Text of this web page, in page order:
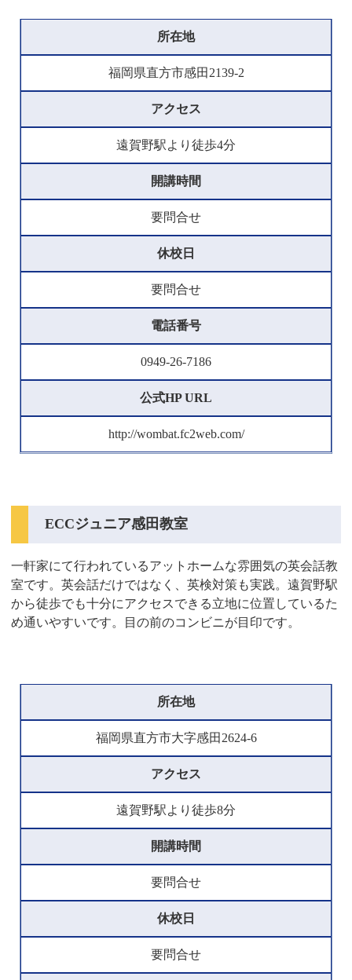
所在地
福岡県直方市感田2139-2
アクセス
遠賀野駅より徒歩4分
開講時間
要問合せ
休校日
要問合せ
電話番号
0949-26-7186
公式HP URL
http://wombat.fc2web.com/
ECCジュニア感田教室
一軒家にて行われているアットホームな雰囲気の英会話教
室です。英会話だけではなく、英検対策も実践。遠賀野駅
から徒歩でも十分にアクセスできる立地に位置しているた
め通いやすいです。目の前のコンビニが目印です。
所在地
福岡県直方市大字感田2624-6
アクセス
遠賀野駅より徒歩8分
開講時間
要問合せ
休校日
要問合せ